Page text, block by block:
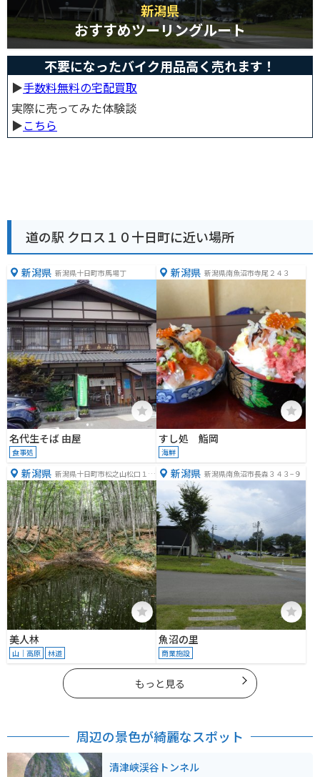
新潟県
おすすめツーリングルート
不要になったバイク用品高く売れます！
▶︎手数料無料の宅配買取
実際に売ってみた体験談
▶︎こちら
道の駅 クロス１０十日町に近い場所
新潟県 新潟県十日町市馬場丁
名代生そば 由屋
食事処
新潟県 新潟県南魚沼市寺尾２４３
すし処 鮨岡
海鮮
新潟県 新潟県十日町市松之山松口１２
２５−１
美人林
山｜高原 林道
新潟県 新潟県南魚沼市長森３４３−９
魚沼の里
商業施設
もっと見る
周辺の景色が綺麗なスポット
清津峡渓谷トンネル